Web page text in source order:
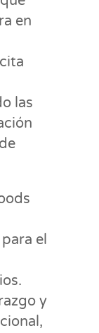
en
las
el
y